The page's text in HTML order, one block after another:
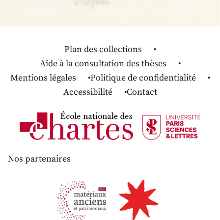
Plan des collections
Aide à la consultation des thèses
Mentions légales
Politique de confidentialité
Accessibilité
Contact
Nos partenaires